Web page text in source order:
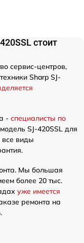
стоит
сервис-центров,
Sharp SJ-
- специалисты по
SJ-420SSL для
все виды
Мы большая
более 20 тыс.
уже имеется
ремонта на